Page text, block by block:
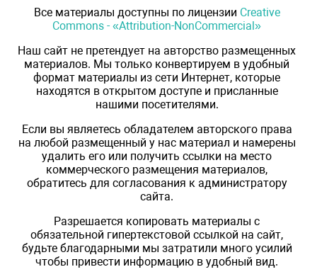
Все материалы доступны по лицензии Creative
Commons - «Attribution-NonCommercial»
Наш сайт не претендует на авторство размещенных
материалов. Мы только конвертируем в удобный
формат материалы из сети Интернет, которые
находятся в открытом доступе и присланные
нашими посетителями.
Если вы являетесь обладателем авторского права
на любой размещенный у нас материал и намерены
удалить его или получить ссылки на место
коммерческого размещения материалов,
обратитесь для согласования к администратору
сайта.
Разрешается копировать материалы с
обязательной гипертекстовой ссылкой на сайт,
будьте благодарными мы затратили много усилий
чтобы привести информацию в удобный вид.